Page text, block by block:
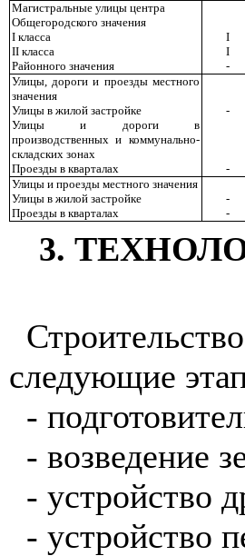
Магистральные улицы центра
Общегородского значения
Iкласса I
IIкласса I
Районного значения
-
Улицы, дороги и проезды местного
значения
Улицы в жилой застройке
-
Улицы и дороги в
производственных и коммунально-
складских зонах
Проезды в кварталах
-
Улицы и проезды местного значения
Улицы в жилой застройке
-
Проезды в кварталах
-
3.
следующие
-
- возведение
- устройство
- устройство